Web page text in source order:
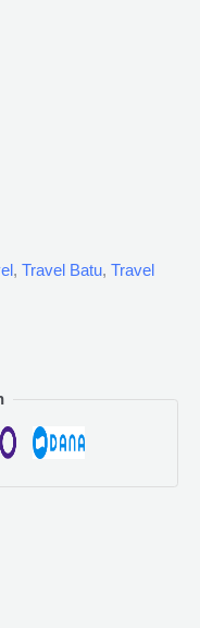
, Travel Batu, Travel